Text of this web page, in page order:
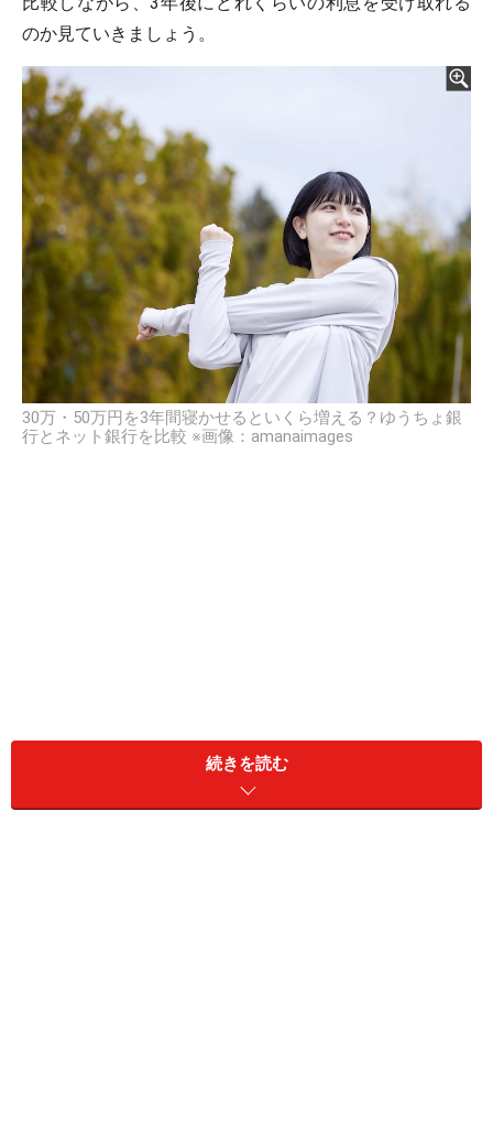
のか見ていきましょう。
30万・50万円を3年間寝かせるといくら増える？ゆうちょ銀
行とネット銀行を比較 ※画像：amanaimages
SBJ銀行「夏のボーナス定期預金キャンペ
ーン（3年）」
続きを読む